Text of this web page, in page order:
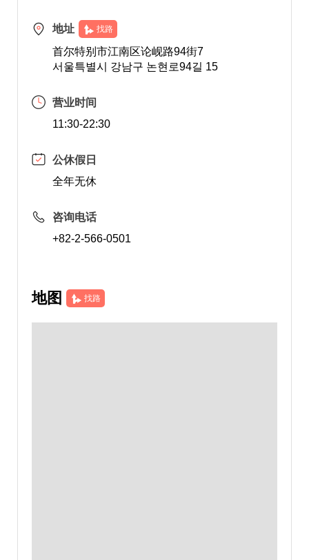
地址 找路
首尔特别市江南区论岘路94街7
서울특별시 강남구 논현로94길 15
营业时间
11:30-22:30
公休假日
全年无休
咨询电话
+82-2-566-0501
地图 找路